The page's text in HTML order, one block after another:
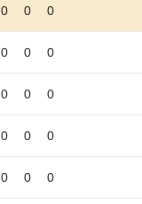
0 0 0
0 0 0
0 0 0
0 0 0
0 0 0